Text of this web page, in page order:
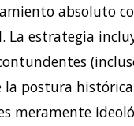
absoluto
La estrategia
postura
meramente